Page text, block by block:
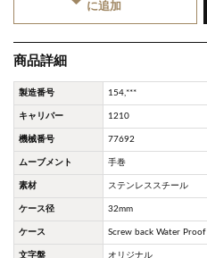
に追加
商品詳細
製造番号 154,***
キャリバー 1210
機械番号 77692
ムーブメント 手巻
素材 ステンレススチール
ケース径 32mm
ケース Screw back Water Proof
文字盤 オリジナル